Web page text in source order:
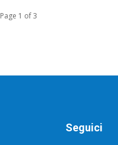
Page 1 of 3
Seguici